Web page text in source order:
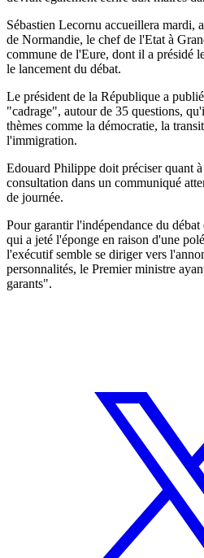
Sébastien Lecornu accueillera mardi,
de Normandie, le chef de l'Etat à
commune de l'Eure, dont il a présidé
le lancement du débat.
Le président de la République a
"cadrage", autour de 35 questions,
thèmes comme la démocratie, la
l'immigration.
Edouard Philippe doit préciser quant
consultation dans un communiqué
de journée.
Pour garantir l'indépendance du
qui a jeté l'éponge en raison d'une
l'exécutif semble se diriger vers
personnalités, le Premier ministre
garants".